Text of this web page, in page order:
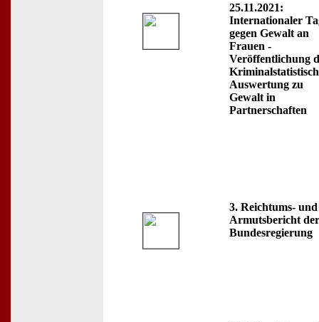
25.11.2021:
Internationaler
gegen Gewalt an
Frauen -
Veröffentlichung
Auswertung zu
Gewalt in
Partnerschaften
3. Reichtums- und
Armutsbericht der
Bundesregierung